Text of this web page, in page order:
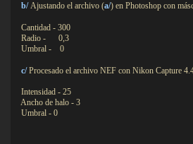
b/Ajustando el archivo (a/) en Photoshop con
Cantidad - 300
Radio - 0,3
Umbral - 0
c/Procesado el archivo NEF con Nikon Capture
Intensidad - 25
Ancho de halo - 3
Umbral - 0